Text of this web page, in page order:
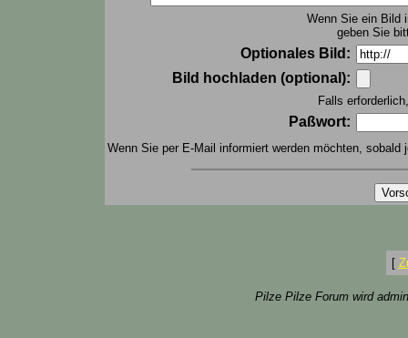
Wenn Sie ein Bild
geben Sie
Optionales Bild:
Bild hochladen (optional):
Falls
Paßwort:
Wenn Sie per E-Mail informiert werden möchten,
[
Pilze Pilze Forum wird